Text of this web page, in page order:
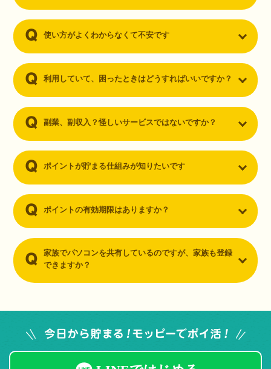
使い方がよくわからなくて不安です
利用していて、困ったときはどうすればいいですか？
副業、副収入？怪しいサービスではないですか？
ポイントが貯まる仕組みが知りたいです
ポイントの有効期限はありますか？
家族でパソコンを共有しているのですが、家族も登録
できますか？